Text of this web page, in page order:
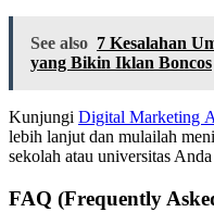
See also 7 Kesalahan
yang Bikin Iklan Boncos
Kunjungi Digital Marketing
lebih lanjut dan mulailah
sekolah atau universitas
FAQ (Frequently